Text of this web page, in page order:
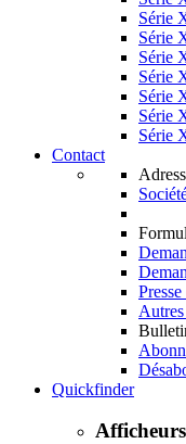
Série
Série
Série
Série
Série
Série
Série
Contact
Quickfinder